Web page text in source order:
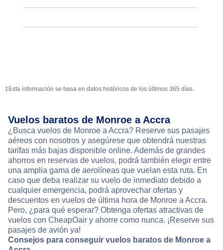
‡Esta información se basa en datos históricos de los últimos 365 días.
Vuelos baratos de Monroe a Accra
¿Busca vuelos de Monroe a Accra? Reserve sus pasajes
aéreos con nosotros y asegúrese que obtendrá nuestras
tarifas más bajas disponible online. Además de grandes
ahorros en reservas de vuelos, podrá también elegir entre
una amplia gama de aerolíneas que vuelan esta ruta. En
caso que deba realizar su vuelo de inmediato debido a
cualquier emergencia, podrá aprovechar ofertas y
descuentos en vuelos de última hora de Monroe a Accra.
Pero, ¿para qué esperar? Obtenga ofertas atractivas de
vuelos con CheapOair y ahorre como nunca. ¡Reserve sus
pasajes de avión ya!
Consejos para conseguir vuelos baratos de Monroe a